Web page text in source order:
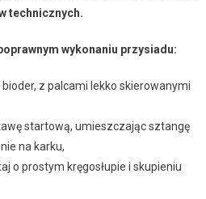
technicznych.
wykonaniu przysiadu:
z palcami lekko skierowanymi
startową, umieszczając sztangę
na karku,
o prostym kręgosłupie i skupieniu